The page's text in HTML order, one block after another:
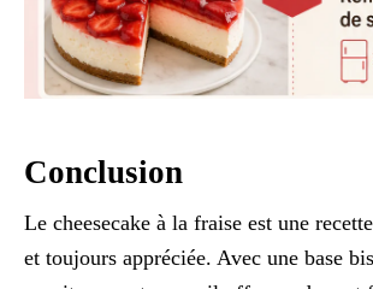
Conclusion
Le cheesecake à la fraise est une
et toujours appréciée. Avec une base